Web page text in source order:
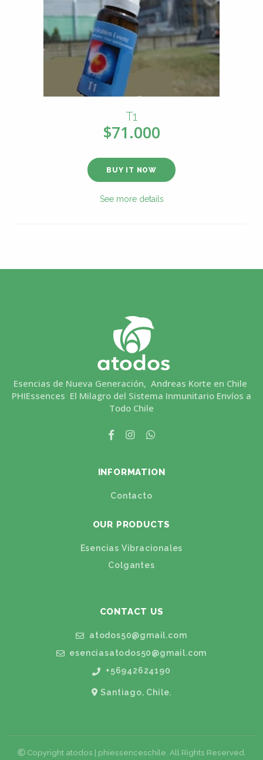
T1
$71.000
BUY IT NOW
See more details
Esencias de Nueva Generación, Andreas Korte en Chile
PHIEssences El Milagro del Sistema Inmunitario Envíos a
Todo Chile
INFORMATION
Contacto
OUR PRODUCTS
Esencias Vibracionales
Colgantes
CONTACT US
atodos50@gmail.com
esenciasatodos50@gmail.com
+56942624190
Santiago, Chile.
Copyright atodos | phiessenceschile. All Rights Reserved.